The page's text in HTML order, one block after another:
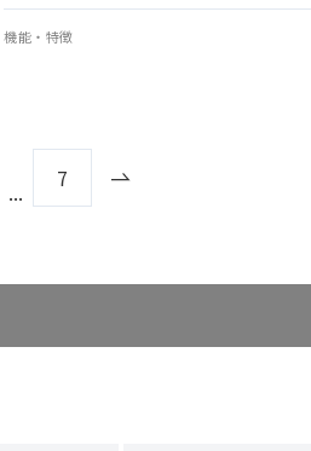
機能・特徴
... 7